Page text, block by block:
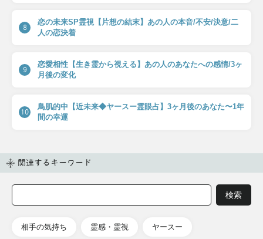
8
恋の未来SP霊視【片想の結末】あの人の本音/不安/決意/二
人の恋決着
9
恋愛相性【生き霊から視える】あの人のあなたへの感情/3ヶ
月後の変化
10
鳥肌的中【近未来◆ヤースー霊眼占】3ヶ月後のあなた〜1年
間の幸運
関連するキーワード
相手の気持ち 霊感・霊視 ヤースー